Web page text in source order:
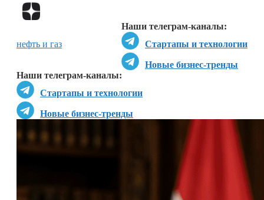
Наши телеграм-каналы:
Стартапы и технологии
Новые бизнес-тренды
Наши телеграм-каналы:
Стартапы и технологии
Новые бизнес-тренды
нефть и газ